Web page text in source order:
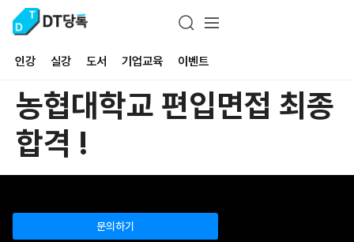
인강 실강 도서 기업교육 이벤트
농협대학교 편입면접 최종
합격 !
문의하기